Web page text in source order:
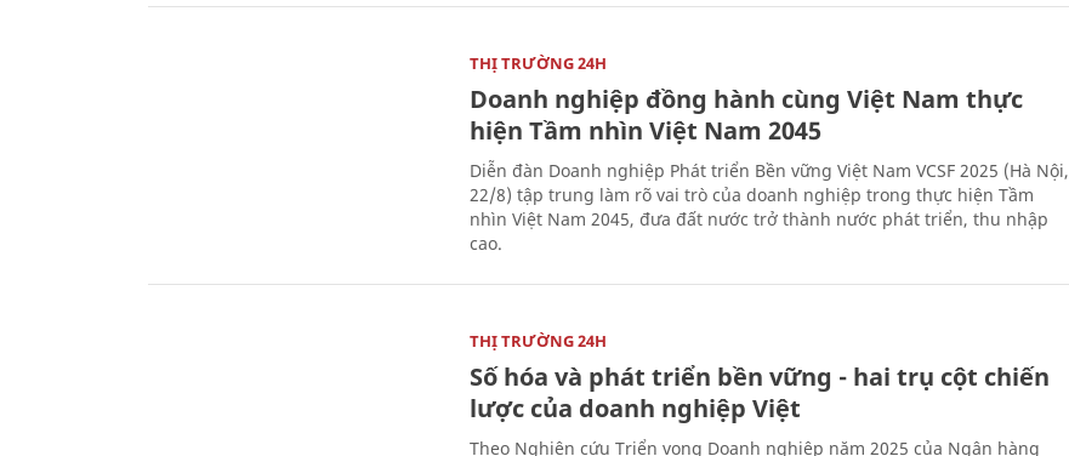
THỊ TRƯỜNG 24H
Doanh nghiệp đồng hành cùng Việt Nam thực
hiện Tầm nhìn Việt Nam 2045
Diễn đàn Doanh nghiệp Phát triển Bền vững Việt Nam VCSF 2025 (Hà Nội,
22/8) tập trung làm rõ vai trò của doanh nghiệp trong thực hiện Tầm
nhìn Việt Nam 2045, đưa đất nước trở thành nước phát triển, thu nhập
cao.
THỊ TRƯỜNG 24H
Số hóa và phát triển bền vững - hai trụ cột chiến
lược của doanh nghiệp Việt
Theo Nghiên cứu Triển vọng Doanh nghiệp năm 2025 của Ngân hàng